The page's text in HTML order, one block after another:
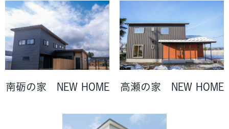
南砺の家 NEW HOME 高瀬の家 NEW HOME